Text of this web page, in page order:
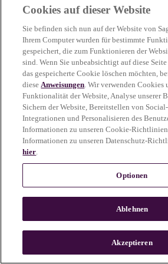
more information)
n
Cookies auf dieser Website
Sie befinden sich nun auf der Website von
Ihrem Computer wurden für bestimmte
gespeichert, die zum Funktionieren der
sind. Wenn Sie unbeabsichtigt auf diese
das gespeicherte Cookie löschen möchten,
dieseAnweisungen. Wir verwenden Cookies
Funktionalität der Website, Analyse unserer
Sichern der Website, Bereitstellen von
Integrationen und Personalisieren des
Informationen zu unseren Cookie-
Informationen zu unseren Datenschutz-
hier.
Optionen
Ablehnen
Akzeptieren